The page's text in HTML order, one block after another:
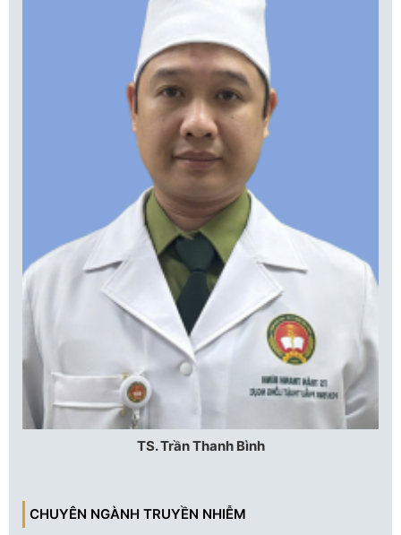
TS. Trần Thanh Bình
CHUYÊN NGÀNH TRUYỀN NHIỄM